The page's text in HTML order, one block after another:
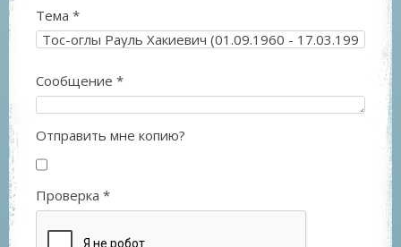
Тема *
Сообщение *
Отправить мне копию?
Проверка *